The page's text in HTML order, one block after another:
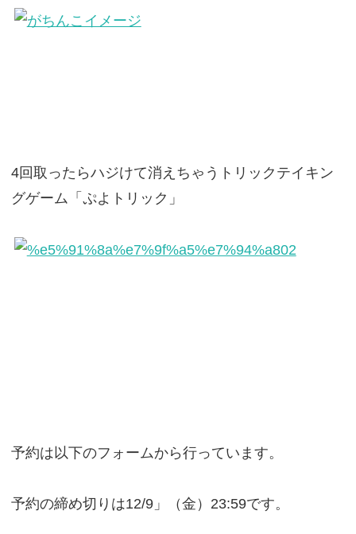
4回取ったらハジけて消えちゃうトリックテイキン
グゲーム「ぷよトリック」
予約は以下のフォームから行っています。
予約の締め切りは12/9」（金）23:59です。